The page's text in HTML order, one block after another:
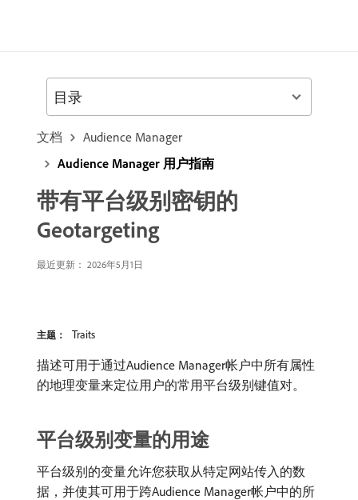
文档
Audience Manager
Audience Manager 用户指南
带有平台级别密钥的
Geotargeting
最近更新： 2026年5月1日
主题： Traits
描述可用于通过Audience Manager帐户中所有属性
的地理变量来定位用户的常用平台级别键值对。
平台级别变量的用途
平台级别的变量允许您获取从特定网站传入的数
据，并使其可用于跨Audience Manager帐户中的所
目录